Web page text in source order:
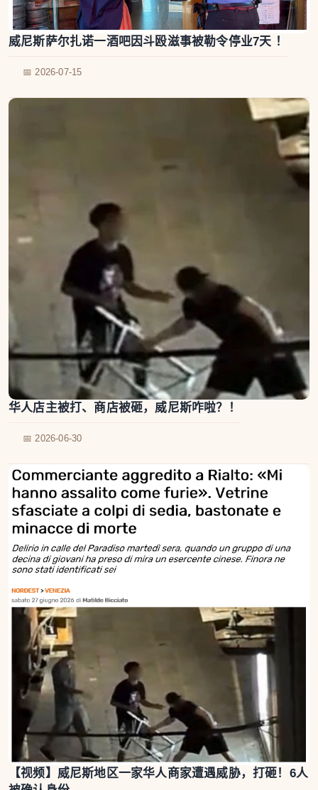
威尼斯萨尔扎诺一酒吧因斗殴滋事被勒令停业7天 ！
📅 2026-07-15
华人店主被打、商店被砸，威尼斯咋啦？！
📅 2026-06-30
【视频】威尼斯地区一家华人商家遭遇威胁，打砸！6人